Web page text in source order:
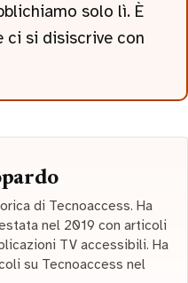
solo lì. È
ci si disiscrive con
di Tecnoaccess. Ha
nel 2019 con articoli
TV accessibili. Ha
su Tecnoaccess nel